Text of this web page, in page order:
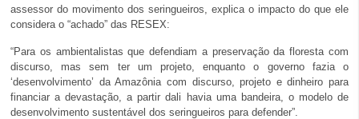
assessor do movimento dos seringueiros, explica o impacto do que ele
considera o “achado” das RESEX:
“Para os ambientalistas que defendiam a preservação da floresta com
discurso, mas sem ter um projeto, enquanto o governo fazia o
‘desenvolvimento’ da Amazônia com discurso, projeto e dinheiro para
financiar a devastação, a partir dali havia uma bandeira, o modelo de
desenvolvimento sustentável dos seringueiros para defender”.